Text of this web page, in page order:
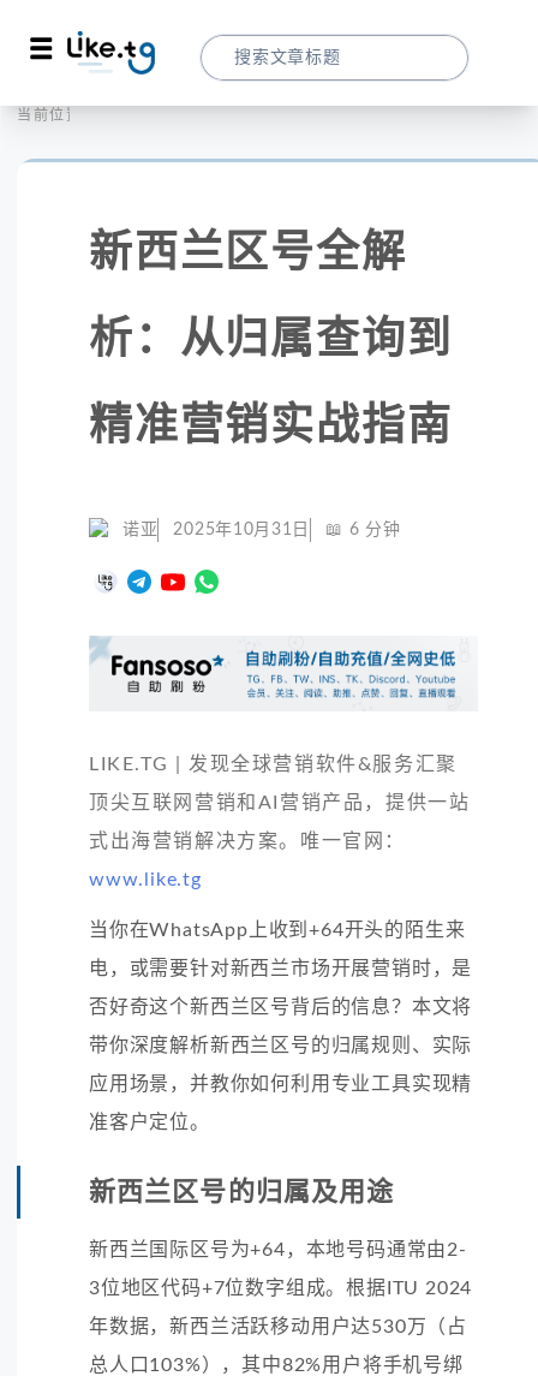
当前位置：
新西兰区号全解
析：从归属查询到
精准营销实战指南
诺亚 2025年10月31日 📖 6 分钟
LIKE.TG | 发现全球营销软件&服务汇聚
顶尖互联网营销和AI营销产品，提供一站
式出海营销解决方案。唯一官网：
www.like.tg
当你在WhatsApp上收到+64开头的陌生来
电，或需要针对新西兰市场开展营销时，是
否好奇这个新西兰区号背后的信息？本文将
带你深度解析新西兰区号的归属规则、实际
应用场景，并教你如何利用专业工具实现精
准客户定位。
新西兰区号的归属及用途
新西兰国际区号为+64，本地号码通常由2-
3位地区代码+7位数字组成。根据ITU 2024
年数据，新西兰活跃移动用户达530万（占
总人口103%），其中82%用户将手机号绑